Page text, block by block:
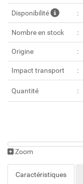
Disponibilité
Nombre en stock
Origine
Impact transport
Quantité
Zoom
Caractéristiques